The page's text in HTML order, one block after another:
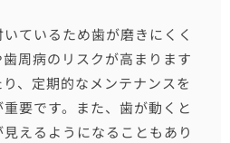
ているため歯が磨きにくく
周病のリスクが高まります
、定期的なメンテナンスを
要です。また、歯が動くと
えるようになることもあり